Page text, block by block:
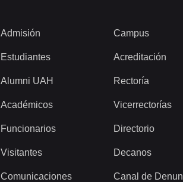
Admisión
Estudiantes
Alumni UAH
Académicos
Funcionarios
Visitantes
Comunicaciones
Campus
Acreditación
Rectoría
Vicerrectorías
Directorio
Decanos
Canal de